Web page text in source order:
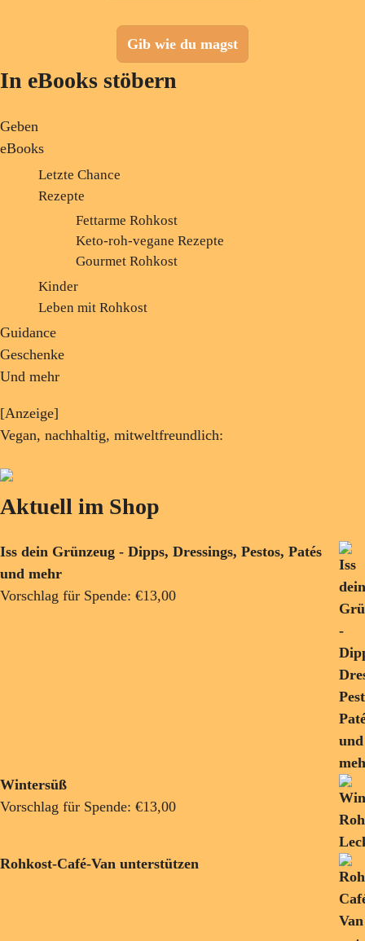
Gib wie du magst
In eBooks stöbern
Geben
eBooks
Letzte Chance
Rezepte
Fettarme Rohkost
Keto-roh-vegane Rezepte
Gourmet Rohkost
Kinder
Leben mit Rohkost
Guidance
Geschenke
Und mehr
[Anzeige]
Vegan, nachhaltig, mitweltfreundlich:
Aktuell im Shop
Iss dein Grünzeug - Dipps, Dressings, Pestos, Patés
und mehr
Vorschlag für Spende: €13,00
Wintersüß
Vorschlag für Spende: €13,00
Rohkost-Café-Van unterstützen